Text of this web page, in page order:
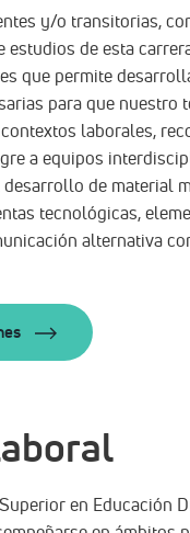
y/o transitorias,
estudios de esta
que permite
para que nuestro
laborales,
a equipos
de material
tecnológicas,
alternativa
en Educación